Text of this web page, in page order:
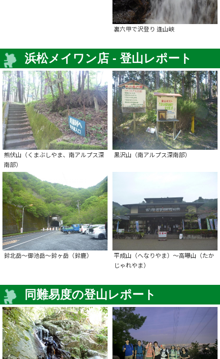
裏六甲で沢登り 逢山峡
浜松メイワン店 - 登山レポート
熊伏山（くまぶしやま、南アルプス深
南部）
黒沢山（南アルプス深南部）
鈴北岳～御池岳～鈴ヶ岳（鈴鹿）
平成山（へなりやま）～高曝山（たか
じゃれやま）
同難易度の登山レポート